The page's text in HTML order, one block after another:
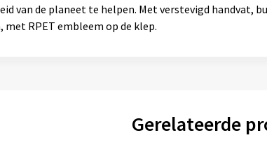
van de planeet te helpen. Met verstevigd handvat,
RPET embleem op de klep.
Gerelateerde